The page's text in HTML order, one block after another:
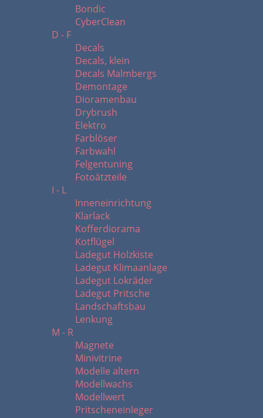
Bondic
CyberClean
D - F
Decals
Decals, klein
Decals Malmbergs
Demontage
Dioramenbau
Drybrush
Elektro
Farblöser
Farbwahl
Felgentuning
Fotoätzteile
I - L
Inneneinrichtung
Klarlack
Kofferdiorama
Kotflügel
Ladegut Holzkiste
Ladegut Klimaanlage
Ladegut Lokräder
Ladegut Pritsche
Landschaftsbau
Lenkung
M - R
Magnete
Minivitrine
Modelle altern
Modellwachs
Modellwert
Pritscheneinleger